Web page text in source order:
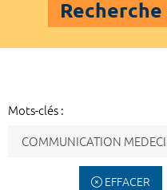
Mots-clés :
EFFACER